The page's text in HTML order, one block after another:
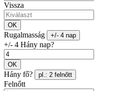
Vissza
OK
Rugalmasság +/- 4 nap
+/- 4 Hány nap?
OK
Hány fő? pl.: 2 felnőtt
Felnőtt